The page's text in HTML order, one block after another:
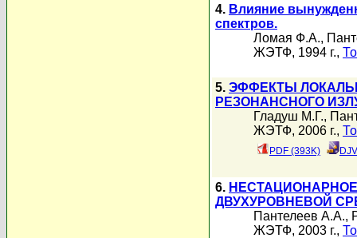
4. Влияние
спектров.
Ломая Ф.А.,
ЖЭТФ, 1994 г.,
5. ЭФФЕКТЫ
РЕЗОНАНСНОГО
Гладуш М.Г.,
ЖЭТФ, 2006 г.,
PDF (393K)
6.
ДВУХУРОВНЕВОЙ
Пантелеев А.А.,
ЖЭТФ, 2003 г.,